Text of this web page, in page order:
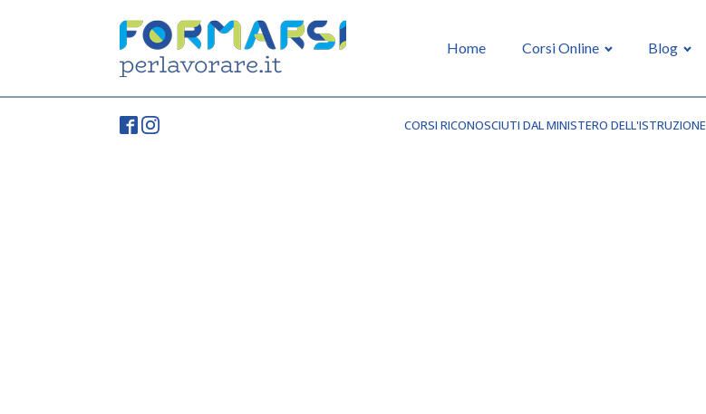
Home Corsi Online Blog
CORSI RICONOSCIUTI DAL MINISTERO DELL'ISTRUZIONE